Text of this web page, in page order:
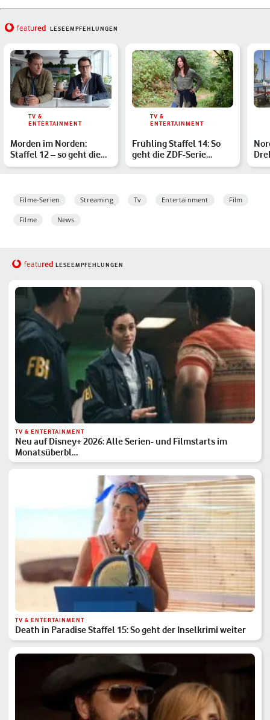
featured LESEEMPFEHLUNGEN
TV &
ENTERTAINMENT
Morden im Norden:
Staffel 12 – so geht die
Vorabendserie weiter
TV &
ENTERTAINMENT
Frühling Staffel 14: So
geht die ZDF-Serie
weiter
Filme-Serien Streaming Tv Entertainment Film
Filme News
featured LESEEMPFEHLUNGEN
TV & ENTERTAINMENT
Neu auf Disney+ 2026: Alle Serien- und Filmstarts im
Monatsüberbl…
TV & ENTERTAINMENT
Death in Paradise Staffel 15: So geht der Inselkrimi weiter